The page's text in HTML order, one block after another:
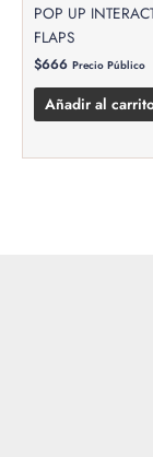
POP UP
FLAPS
$666 Precio Público
Añadir al